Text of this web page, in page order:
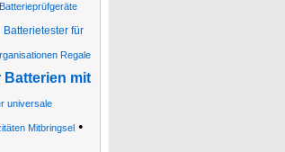
Batterietester für
Regale
mit
universale
Mitbringsel•